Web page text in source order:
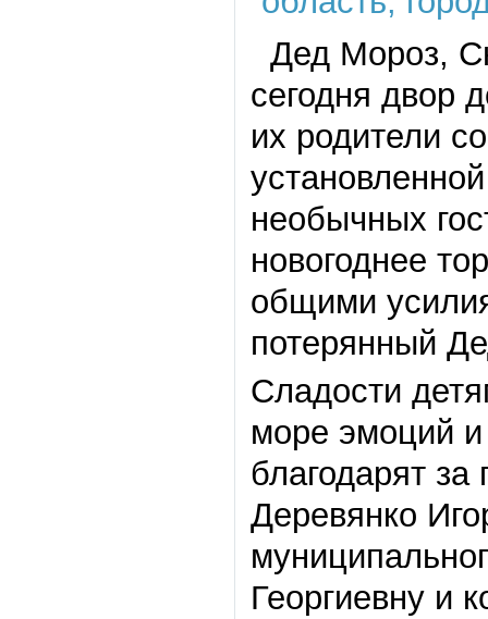
Дед Мороз,
сегодня двор
их родители
необычных
новогоднее
общими
потерянный
Сладости
море эмоций
благодарят за
Деревянко
Георгиевну и